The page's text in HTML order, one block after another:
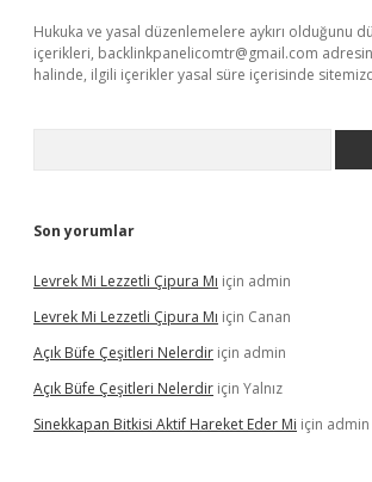
Hukuka ve yasal düzenlemelere aykırı olduğunu
içerikleri, backlinkpanelicomtr@gmail.com
halinde, ilgili içerikler yasal süre içerisinde
Son yorumlar
Levrek Mi Lezzetli Çipura Mı için admin
Levrek Mi Lezzetli Çipura Mı için Canan
Açık Büfe Çeşitleri Nelerdir için admin
Açık Büfe Çeşitleri Nelerdir için Yalnız
Sinekkapan Bitkisi Aktif Hareket Eder Mi için admin